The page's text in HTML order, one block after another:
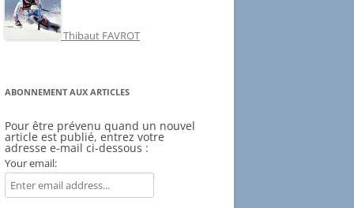
Thibaut FAVROT
ABONNEMENT AUX ARTICLES
Pour être prévenu quand un nouvel
article est publié, entrez votre
adresse e-mail ci-dessous :
Your email: